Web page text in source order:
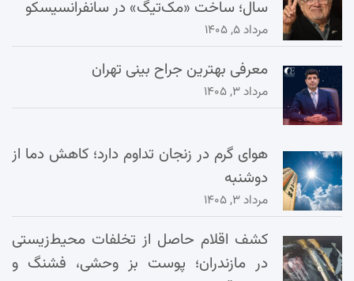
سال؛ ساخت «مک‌تیگ» در سانفرانسیسکو
مرداد ۵, ۱۴۰۵
معرفی بهترین جراح بینی تهران
مرداد ۳, ۱۴۰۵
هوای گرم در زنجان تداوم دارد؛ کاهش دما از
دوشنبه
مرداد ۳, ۱۴۰۵
کشف اقلام حاصل از تخلفات محیط‌زیستی
در مازندران؛ پوست بز وحشی، فشنگ و